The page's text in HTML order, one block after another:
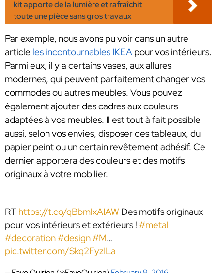
kit apporte de la lumière et rafraîchit
toute une pièce sans gros travaux
Par exemple, nous avons pu voir dans un autre
article les incontournables IKEA pour vos intérieurs.
Parmi eux, il y a certains vases, aux allures
modernes, qui peuvent parfaitement changer vos
commodes ou autres meubles. Vous pouvez
également ajouter des cadres aux couleurs
adaptées à vos meubles. Il est tout à fait possible
aussi, selon vos envies, disposer des tableaux, du
papier peint ou un certain revêtement adhésif. Ce
dernier apportera des couleurs et des motifs
originaux à votre mobilier.
RT https://t.co/qBbmlxAIAW Des motifs originaux
pour vos intérieurs et extérieurs ! #metal
#decoration#design#M…
pic.twitter.com/Skq2FyzILa